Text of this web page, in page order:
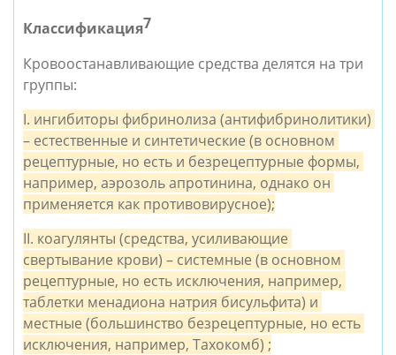
Классификация7
Кровоостанавливающие средства делятся на три
группы:
I. ингибиторы фибринолиза (антифибринолитики)
– естественные и синтетические (в основном
рецептурные, но есть и безрецептурные формы,
например, аэрозоль апротинина, однако он
применяется как противовирусное);
II. коагулянты (средства, усиливающие
свертывание крови) – системные (в основном
рецептурные, но есть исключения, например,
таблетки менадиона натрия бисульфита) и
местные (большинство безрецептурные, но есть
исключения, например, Тахокомб) ;